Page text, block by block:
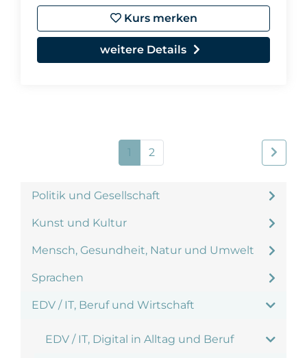
Politik und Gesellschaft
Kunst und Kultur
Mensch, Gesundheit, Natur und Umwelt
Sprachen
EDV / IT, Beruf und Wirtschaft
EDV / IT, Digital in Alltag und Beruf
Kurs merken
weitere Details
1 2